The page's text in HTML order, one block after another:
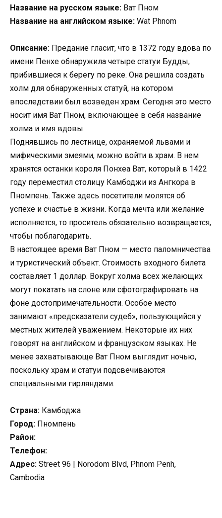
Название на русском языке: Ват Пном
Название на английском языке: Wat Phnom
Описание: Предание гласит, что в 1372 году вдова по
имени Пенхе обнаружила четыре статуи Будды,
прибившиеся к берегу по реке. Она решила создать
холм для обнаруженных статуй, на котором
впоследствии был возведен храм. Сегодня это место
носит имя Ват Пном, включающее в себя название
холма и имя вдовы.
Поднявшись по лестнице, охраняемой львами и
мифическими змеями, можно войти в храм. В нем
хранятся останки короля Понхеа Ват, который в 1422
году переместил столицу Камбоджи из Ангкора в
Пномпень. Также здесь посетители молятся об
успехе и счастье в жизни. Когда мечта или желание
исполняется, то проситель обязательно возвращается,
чтобы поблагодарить.
В настоящее время Ват Пном — место паломничества
и туристический объект. Стоимость входного билета
составляет 1 доллар. Вокруг холма всех желающих
могут покатать на слоне или сфотографировать на
фоне достопримечательности. Особое место
занимают «предсказатели судеб», пользующийся у
местных жителей уважением. Некоторые их них
говорят на английском и французском языках. Не
менее захватывающе Ват Пном выглядит ночью,
поскольку храм и статуи подсвечиваются
специальными гирляндами.
Страна: Камбоджа
Город: Пномпень
Район:
Телефон:
Адрес: Street 96 | Norodom Blvd, Phnom Penh,
Cambodia